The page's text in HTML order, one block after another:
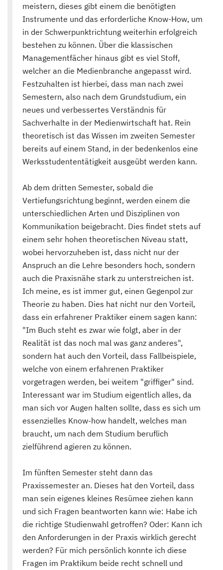
meistern, dieses gibt einem die benötigten
Instrumente und das erforderliche Know-How, um
in der Schwerpunktrichtung weiterhin erfolgreich
bestehen zu können. Über die klassischen
Managementfächer hinaus gibt es viel Stoff,
welcher an die Medienbranche angepasst wird.
Festzuhalten ist hierbei, dass man nach zwei
Semestern, also nach dem Grundstudium, ein
neues und verbessertes Verständnis für
Sachverhalte in der Medienwirtschaft hat. Rein
theoretisch ist das Wissen im zweiten Semester
bereits auf einem Stand, in der bedenkenlos eine
Werksstudententätigkeit ausgeübt werden kann.
Ab dem dritten Semester, sobald die
Vertiefungsrichtung beginnt, werden einem die
unterschiedlichen Arten und Disziplinen von
Kommunikation beigebracht. Dies findet stets auf
einem sehr hohen theoretischen Niveau statt,
wobei hervorzuheben ist, dass nicht nur der
Anspruch an die Lehre besonders hoch, sondern
auch die Praxisnähe stark zu unterstreichen ist.
Ich meine, es ist immer gut, einen Gegenpol zur
Theorie zu haben. Dies hat nicht nur den Vorteil,
dass ein erfahrener Praktiker einem sagen kann:
"Im Buch steht es zwar wie folgt, aber in der
Realität ist das noch mal was ganz anderes",
sondern hat auch den Vorteil, dass Fallbeispiele,
welche von einem erfahrenen Praktiker
vorgetragen werden, bei weitem "griffiger" sind.
Interessant war im Studium eigentlich alles, da
man sich vor Augen halten sollte, dass es sich um
essenzielles Know-how handelt, welches man
braucht, um nach dem Studium beruflich
zielführend agieren zu können.
Im fünften Semester steht dann das
Praxissemester an. Dieses hat den Vorteil, dass
man sein eigenes kleines Resümee ziehen kann
und sich Fragen beantworten kann wie: Habe ich
die richtige Studienwahl getroffen? Oder: Kann ich
den Anforderungen in der Praxis wirklich gerecht
werden? Für mich persönlich konnte ich diese
Fragen im Praktikum beide recht schnell und